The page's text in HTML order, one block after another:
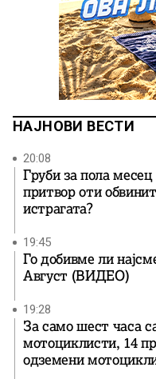
НАЈНОВИ ВЕСТИ
20:08
Груби за пола
притвор оти
истрагата?
19:45
Го добивме ли
Август (ВИДЕО)
19:28
За само шест часа
мотоциклисти, 14
одземени